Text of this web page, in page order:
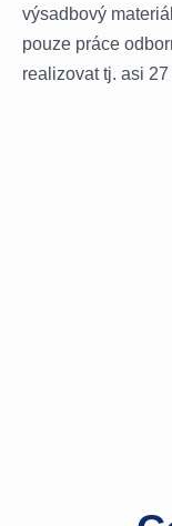
výsadbový
pouze práce
realizovat tj. asi